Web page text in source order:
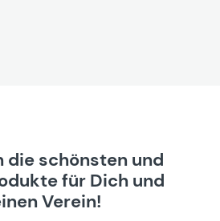
die schönsten und
für Dich und
Verein!